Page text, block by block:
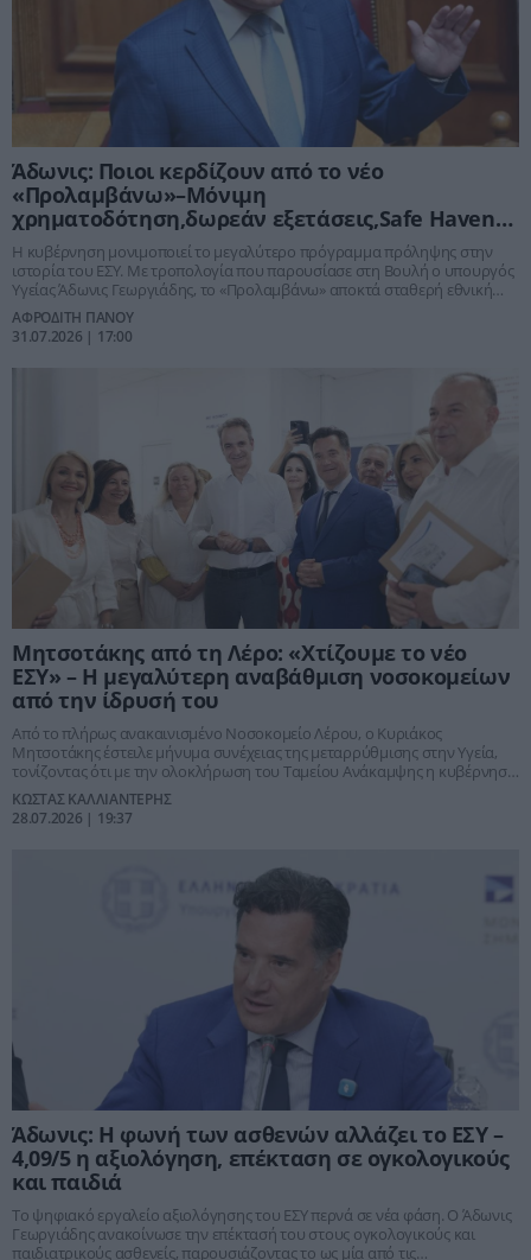
Άδωνις: Ποιοι κερδίζουν από το νέο
«Προλαμβάνω»–Μόνιμη
χρηματοδότηση,δωρεάν εξετάσεις,Safe Haven
για ευάλωτους
Η κυβέρνηση μονιμοποιεί το μεγαλύτερο πρόγραμμα πρόληψης στην
ιστορία του ΕΣΥ. Με τροπολογία που παρουσίασε στη Βουλή ο υπουργός
Υγείας Άδωνις Γεωργιάδης, το «Προλαμβάνω» αποκτά σταθερή εθνική
χρηματοδότηση μετά το τέλος του Ταμείου Ανάκαμψης, ενώ
δημιουργούνται για πρώτη φορά δομές «Safe Haven» για αστέγους,
εξαρτημένους και ευάλωτους πολίτες.
ΑΦΡΟΔΙΤΗ ΠΑΝΟΥ
31.07.2026 | 17:00
Μητσοτάκης από τη Λέρο: «Χτίζουμε το νέο
ΕΣΥ» – Η μεγαλύτερη αναβάθμιση νοσοκομείων
από την ίδρυσή του
Από το πλήρως ανακαινισμένο Νοσοκομείο Λέρου, ο Κυριάκος
Μητσοτάκης έστειλε μήνυμα συνέχειας της μεταρρύθμισης στην Υγεία,
τονίζοντας ότι με την ολοκλήρωση του Ταμείου Ανάκαμψης η κυβέρνηση
θα έχει υλοποιήσει τη μεγαλύτερη παρέμβαση στις υποδομές του
Εθνικού Συστήματος Υγείας από τη σύστασή του. Δίπλα του ο υπουργός
Υγείας Άδωνις Γεωργιάδης, ο οποίος επιβλέπει το μεγαλύτερο πρόγραμμα
ΚΩΣΤΑΣ ΚΑΛΛΙΑΝΤΕΡΗΣ
28.07.2026 | 19:37
Άδωνις: Η φωνή των ασθενών αλλάζει το ΕΣΥ –
4,09/5 η αξιολόγηση, επέκταση σε ογκολογικούς
και παιδιά
Το ψηφιακό εργαλείο αξιολόγησης του ΕΣΥ περνά σε νέα φάση. Ο Άδωνις
Γεωργιάδης ανακοίνωσε την επέκτασή του στους ογκολογικούς και
παιδιατρικούς ασθενείς, παρουσιάζοντας το ως μία από τις